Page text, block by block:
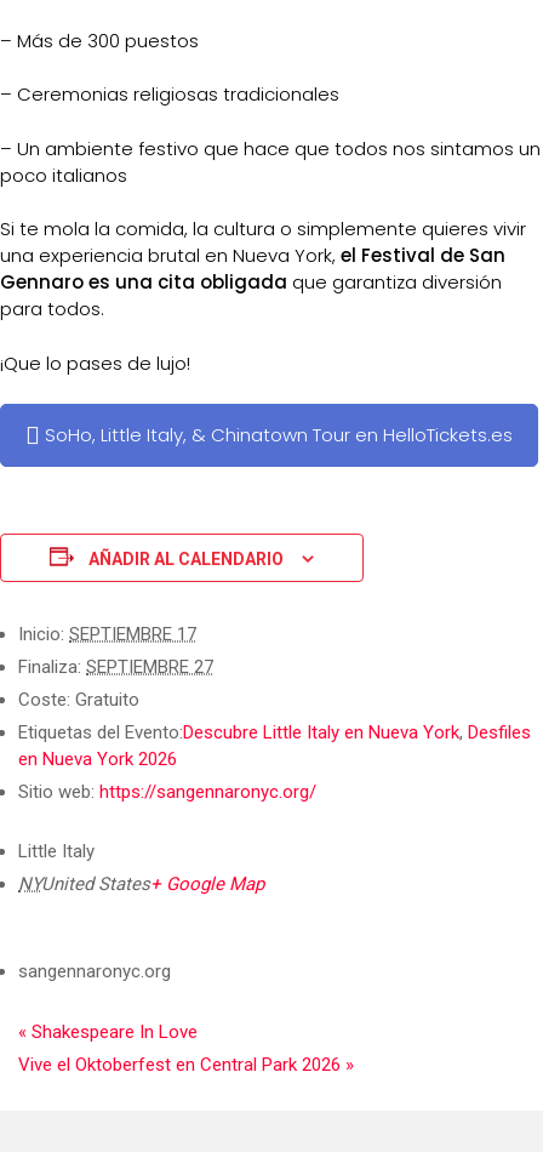
– Más de 300 puestos
– Ceremonias religiosas tradicionales
– Un ambiente festivo que hace que todos nos sintamos un
poco italianos
Si te mola la comida, la cultura o simplemente quieres vivir
una experiencia brutal en Nueva York, el Festival de San
Gennaro es una cita obligada que garantiza diversión
para todos.
¡Que lo pases de lujo!
SoHo, Little Italy, & Chinatown Tour en HelloTickets.es
AÑADIR AL CALENDARIO
Inicio: SEPTIEMBRE 17
Finaliza: SEPTIEMBRE 27
Coste: Gratuito
Etiquetas del Evento:Descubre Little Italy en Nueva York, Desfiles
en Nueva York 2026
Sitio web: https://sangennaronyc.org/
Little Italy
NYUnited States+ Google Map
sangennaronyc.org
« Shakespeare In Love
Vive el Oktoberfest en Central Park 2026 »